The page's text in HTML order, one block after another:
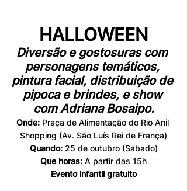
HALLOWEEN
Diversão e gostosuras com
personagens temáticos,
pintura facial, distribuição de
pipoca e brindes, e show
com Adriana Bosaipo.
Onde: Praça de Alimentação do Rio Anil
Shopping (Av. São Luís Rei de França)
Quando: 25 de outubro (Sábado)
Que horas: A partir das 15h
Evento infantil gratuito